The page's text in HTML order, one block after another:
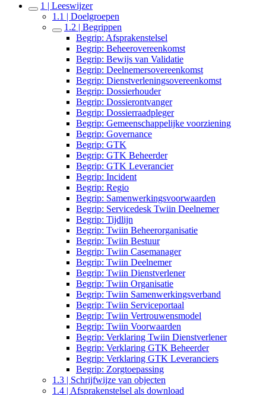
1 | Leeswijzer
1.1 | Doelgroepen
1.2 | Begrippen
Begrip: Afsprakenstelsel
Begrip: Beheerovereenkomst
Begrip: Bewijs van Validatie
Begrip: Deelnemersovereenkomst
Begrip: Dienstverleningsovereenkomst
Begrip: Dossierhouder
Begrip: Dossierontvanger
Begrip: Dossierraadpleger
Begrip: Gemeenschappelijke voorziening
Begrip: Governance
Begrip: GTK
Begrip: GTK Beheerder
Begrip: GTK Leverancier
Begrip: Incident
Begrip: Regio
Begrip: Samenwerkingsvoorwaarden
Begrip: Servicedesk Twiin Deelnemer
Begrip: Tijdlijn
Begrip: Twiin Beheerorganisatie
Begrip: Twiin Bestuur
Begrip: Twiin Casemanager
Begrip: Twiin Deelnemer
Begrip: Twiin Dienstverlener
Begrip: Twiin Organisatie
Begrip: Twiin Samenwerkingsverband
Begrip: Twiin Serviceportaal
Begrip: Twiin Vertrouwensmodel
Begrip: Twiin Voorwaarden
Begrip: Verklaring Twiin Dienstverlener
Begrip: Verklaring GTK Beheerder
Begrip: Verklaring GTK Leveranciers
Begrip: Zorgtoepassing
1.3 | Schrijfwijze van objecten
1.4 | Afsprakenstelsel als download